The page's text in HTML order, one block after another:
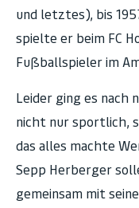
und letztes), bis
spielte er beim FC
Fußballspieler im
Leider ging es nach
nicht nur sportlich,
das alles machte
Sepp Herberger
gemeinsam mit